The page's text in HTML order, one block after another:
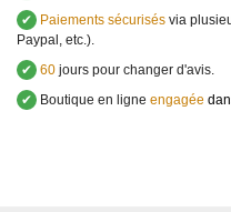
✔
Paiements sécurisés via
Paypal, etc.).
✔ 60 jours pour changer d'avis.
✔
Boutique en ligne engagée